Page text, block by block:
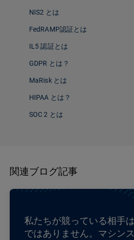
NIS2 とは
FedRAMP認証とは
IL5 認証とは
GDPR とは？
MaRisk とは
HIPAA とは？
SOC 2 とは
関連ブログ記事
私たちが競っている相手
ではありません。マシン